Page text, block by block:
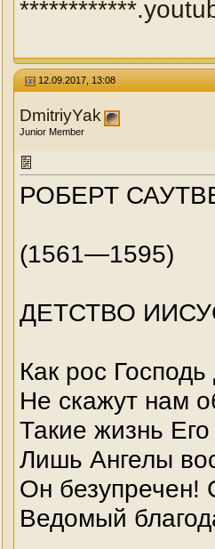
12.09.2017, 13:08
DmitriyYak
Junior Member
РОБЕРТ
(1561—1595)
ДЕТСТВО
Как рос
Не скажут нам
Такие жизнь
Лишь Ангелы
Он безупречен!
Ведомый